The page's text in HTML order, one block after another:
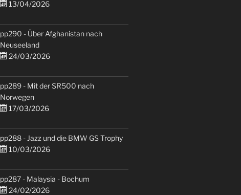
13/04/2026
pp290 - Über Afghanistan nach
Neuseeland
24/03/2026
pp289 - Mit der SR500 nach
Norwegen
17/03/2026
pp288 - Jazz und die BMW GS Trophy
10/03/2026
pp287 - Malaysia - Bochum
24/02/2026